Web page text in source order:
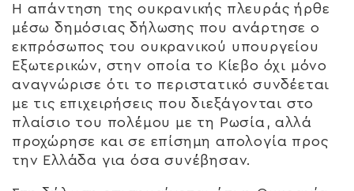
Η απάντηση της ουκρανικής πλευράς ήρθε
μέσω δημόσιας δήλωσης που ανάρτησε ο
εκπρόσωπος του ουκρανικού υπουργείου
Εξωτερικών, στην οποία το Κίεβο όχι μόνο
αναγνώρισε ότι το περιστατικό συνδέεται
με τις επιχειρήσεις που διεξάγονται στο
πλαίσιο του πολέμου με τη Ρωσία, αλλά
προχώρησε και σε επίσημη απολογία προς
την Ελλάδα για όσα συνέβησαν.